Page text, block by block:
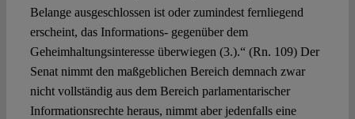
Belange ausgeschlossen ist oder zumindest fernliegend
erscheint, das Informations- gegenüber dem
Geheimhaltungsinteresse überwiegen (3.).“ (Rn. 109) Der
Senat nimmt den maßgeblichen Bereich demnach zwar
nicht vollständig aus dem Bereich parlamentarischer
Informationsrechte heraus, nimmt aber jedenfalls eine